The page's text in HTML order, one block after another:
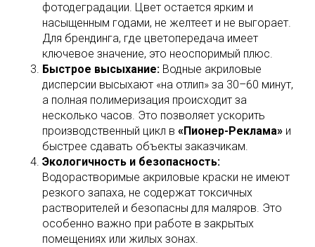
фотодеградации. Цвет остается ярким и
насыщенным годами, не желтеет и не выгорает.
Для брендинга, где цветопередача имеет
ключевое значение, это неоспоримый плюс.
Быстрое высыхание: Водные акриловые
дисперсии высыхают «на отлип» за 30–60 минут,
а полная полимеризация происходит за
несколько часов. Это позволяет ускорить
производственный цикл в «Пионер-Реклама» и
быстрее сдавать объекты заказчикам.
Экологичность и безопасность:
Водорастворимые акриловые краски не имеют
резкого запаха, не содержат токсичных
растворителей и безопасны для маляров. Это
особенно важно при работе в закрытых
помещениях или жилых зонах.